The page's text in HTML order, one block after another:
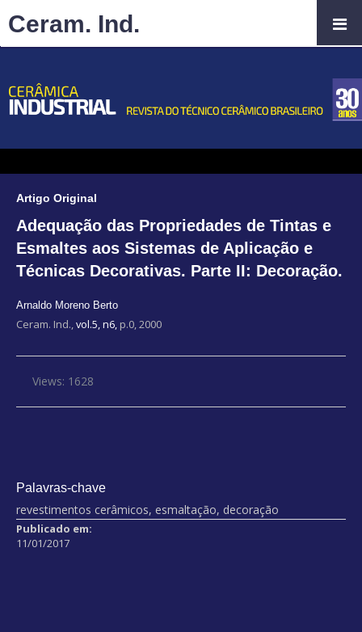
Artigo Original
Adequação das Propriedades de Tintas e
Esmaltes aos Sistemas de Aplicação e
Técnicas Decorativas. Parte II: Decoração.
Arnaldo Moreno Berto
Ceram. Ind.,vol.5, n6, p.0, 2000
Views: 1628
Palavras-chave
revestimentos cerâmicos, esmaltação, decoração
Publicado em:
11/01/2017
Ceram. Ind.